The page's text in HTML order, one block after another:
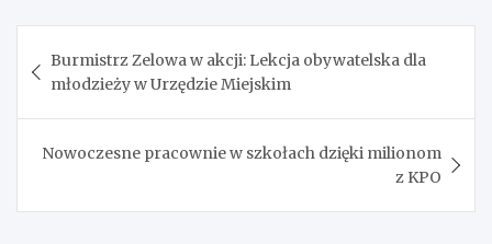
wpisu
Burmistrz Zelowa w akcji: Lekcja obywatelska dla
młodzieży w Urzędzie Miejskim
Nowoczesne pracownie w szkołach dzięki milionom
z KPO